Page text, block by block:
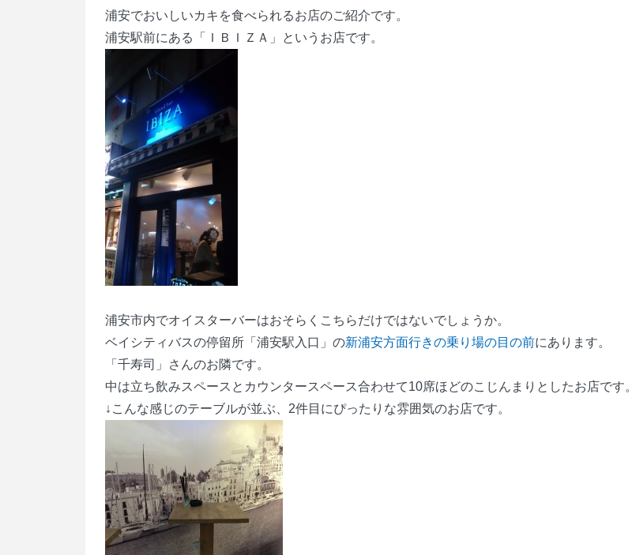
浦安でおいしいカキを食べられるお店のご紹介です。
浦安駅前にある「ＩＢＩＺＡ」というお店です。
浦安市内でオイスターバーはおそらくこちらだけではないでしょうか。
ベイシティバスの停留所「浦安駅入口」の新浦安方面行きの乗り場の目の前にあります。
「千寿司」さんのお隣です。
中は立ち飲みスペースとカウンタースペース合わせて10席ほどのこじんまりとしたお店です。
↓こんな感じのテーブルが並ぶ、2件目にぴったりな雰囲気のお店です。